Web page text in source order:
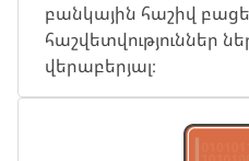
բանկային հաշիվ
հաշվետվություններ
վերաբերյալ։